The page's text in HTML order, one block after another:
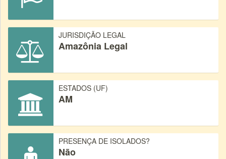
JURISDIÇÃO LEGAL
Amazônia Legal
ESTADOS (UF)
AM
PRESENÇA DE ISOLADOS?
Não